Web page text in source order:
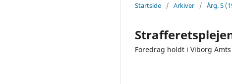
Startside / Arkiver / Årg. 5
Foredrag holdt i Viborg